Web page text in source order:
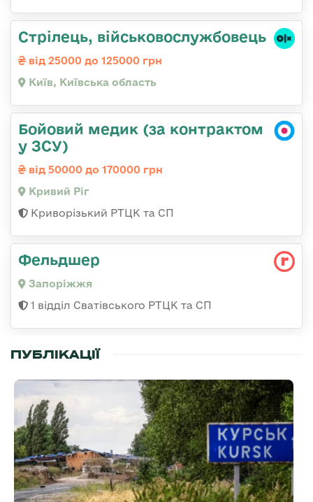
Стpілець, військовослужбовець
від 25000 до 125000 грн
Київ, Київська область
Бойовий медик (за контрактом
у ЗСУ)
від 50000 до 170000 грн
Кривий Ріг
Криворізький РТЦК та СП
Фельдшер
Запоріжжя
1 відділ Сватівського РТЦК та СП
ПУБЛІКАЦІЇ